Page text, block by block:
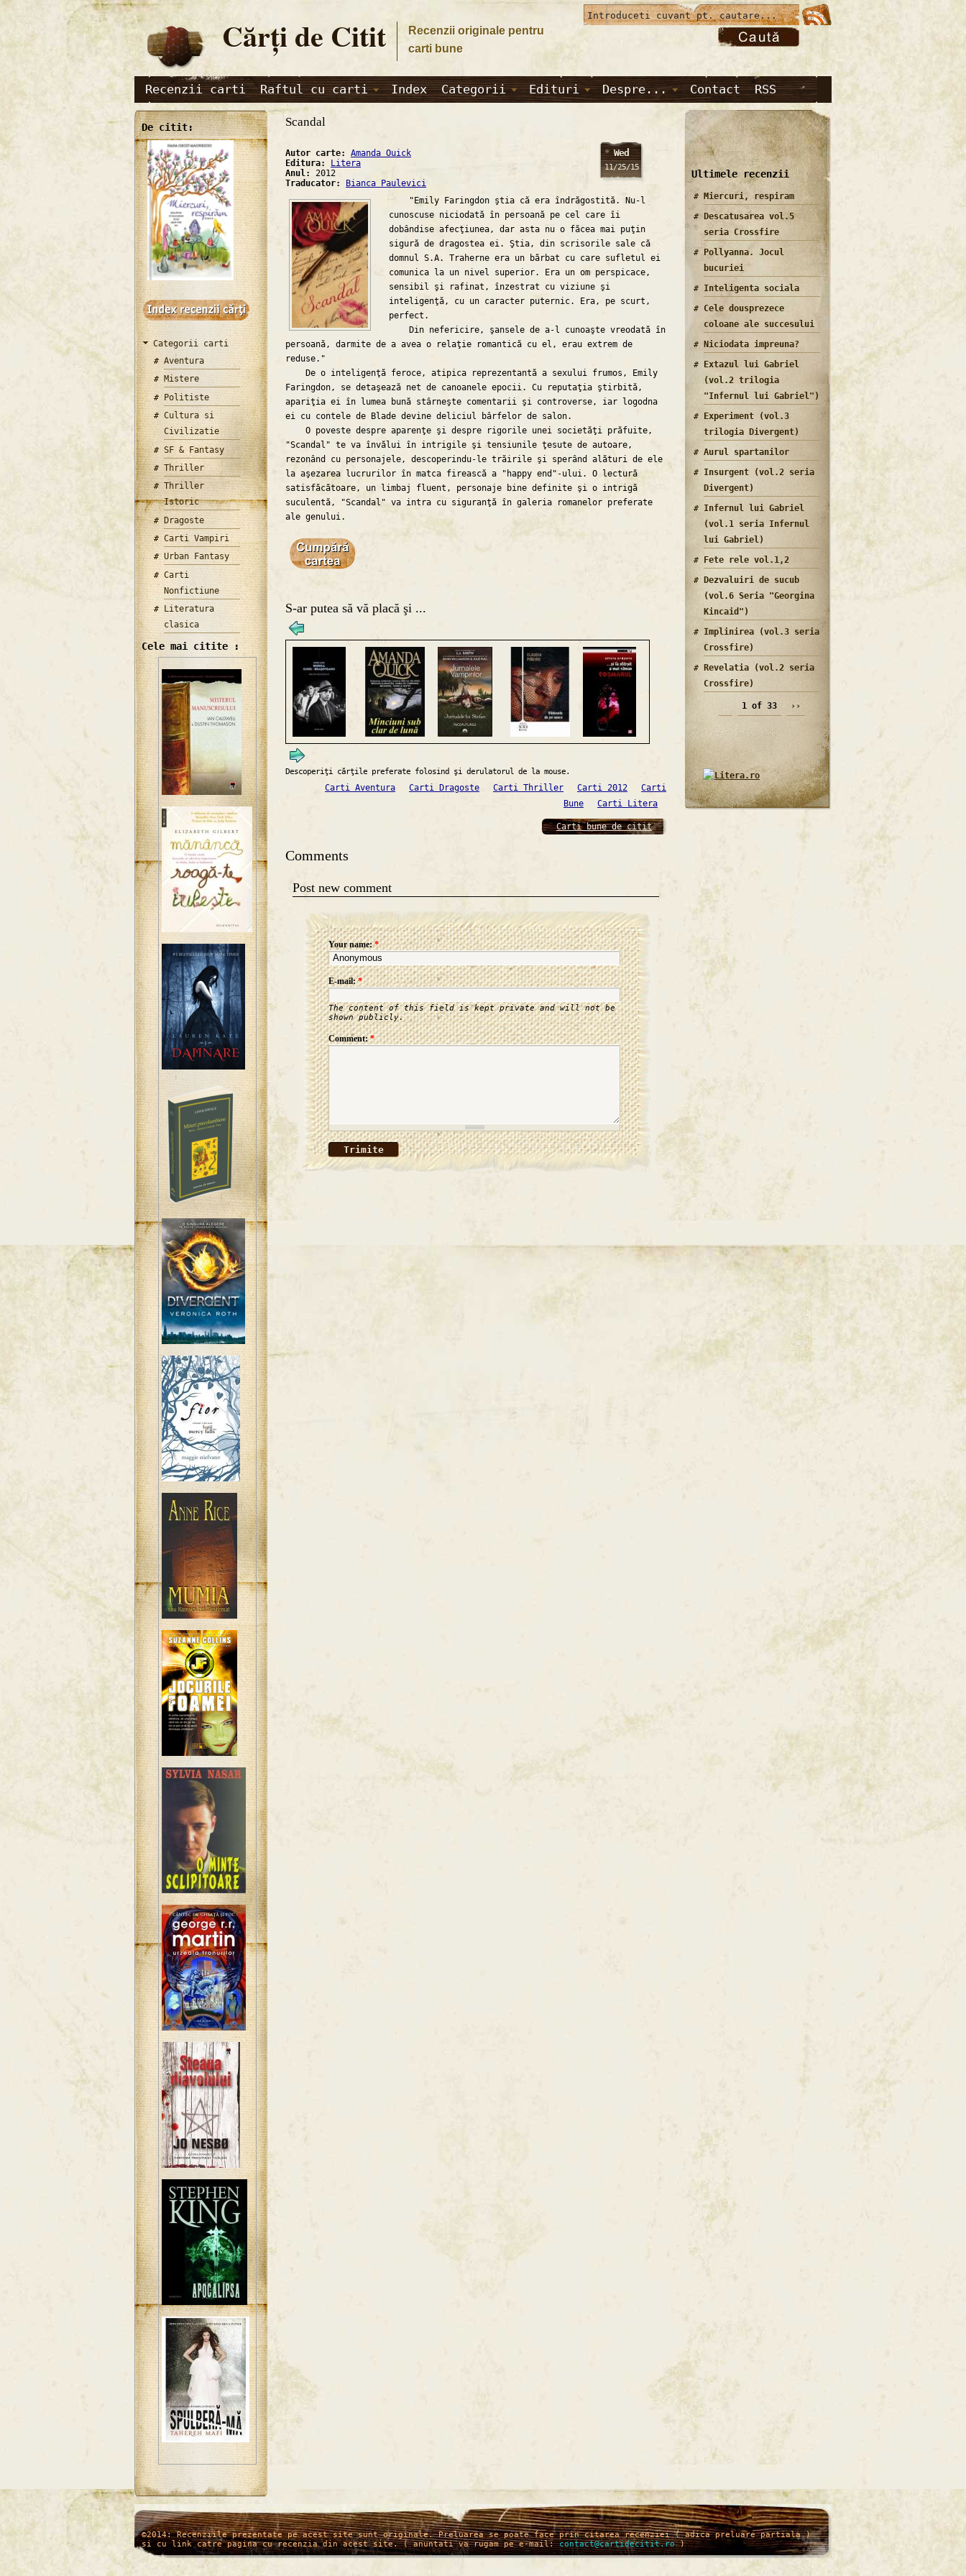
Cărţi de Citit
Recenzii originale pentru
carti bune
Recenzii carti Raftul cu carti Index Categorii Edituri Despre... Contact RSS
De citit:
Categorii carti
Aventura
Mistere
Politiste
Cultura si
Civilizatie
SF & Fantasy
Thriller
Thriller
Istoric
Dragoste
Carti Vampiri
Urban Fantasy
Carti
Nonfictiune
Literatura
clasica
Cele mai citite :
Scandal
Wed
11/25/15
Autor carte: Amanda Ouick
Editura:
Litera
Anul: 2012
Traducator:
Bianca Paulevici
"Emily Faringdon ştia că era îndrăgostită. Nu-l
cunoscuse niciodată în persoană pe cel care îi
dobândise afecţiunea, dar asta nu o făcea mai puţin
sigură de dragostea ei. Ştia, din scrisorile sale că
domnul S.A. Traherne era un bărbat cu care sufletul ei
comunica la un nivel superior. Era un om perspicace,
sensibil şi rafinat, înzestrat cu viziune şi
inteligenţă, cu un caracter puternic. Era, pe scurt,
perfect.
Din nefericire, şansele de a-l cunoaşte vreodată în
persoană, darmite de a avea o relaţie romantică cu el, erau extrem de
reduse."
De o inteligenţă feroce, atipica reprezentantă a sexului frumos, Emily
Faringdon, se detaşează net de canoanele epocii. Cu reputaţia ştirbită,
apariţia ei în lumea bună stârneşte comentarii şi controverse, iar logodna
ei cu contele de Blade devine deliciul bârfelor de salon.
O poveste despre aparenţe şi despre rigorile unei societăţi prăfuite,
"Scandal" te va învălui în intrigile şi tensiunile ţesute de autoare,
rezonând cu personajele, descoperindu-le trăirile şi sperând alături de ele
la aşezarea lucrurilor în matca firească a "happy end"-ului. O lectură
satisfăcătoare, un limbaj fluent, personaje bine definite şi o intrigă
suculentă, "Scandal" va intra cu siguranţă în galeria romanelor preferate
ale genului.
S-ar putea să vă placă şi ...
Descoperiţi cărţile preferate folosind şi derulatorul de la mouse.
Carti Aventura Carti Dragoste Carti Thriller Carti 2012
Carti
Bune
Carti Litera
Carti bune de citit
Comments
Post new comment
Your name:*
E-mail:*
The content of this field is kept private and will not be
shown publicly.
Comment:*
Ultimele recenzii
Miercuri, respiram
Descatusarea vol.5
seria Crossfire
Pollyanna. Jocul
bucuriei
Inteligenta sociala
Cele dousprezece
coloane ale succesului
Niciodata impreuna?
Extazul lui Gabriel
(vol.2 trilogia
"Infernul lui Gabriel")
Experiment (vol.3
trilogia Divergent)
Aurul spartanilor
Insurgent (vol.2 seria
Divergent)
Infernul lui Gabriel
(vol.1 seria Infernul
lui Gabriel)
Fete rele vol.1,2
Dezvaluiri de sucub
(vol.6 Seria "Georgina
Kincaid")
Implinirea (vol.3 seria
Crossfire)
Revelatia (vol.2 seria
Crossfire)
1 of 33 ››
/* */
©2014: Recenziile prezentate pe acest site sunt originale. Preluarea se poate face prin citarea recenziei ( adica preluare partiala )
si cu link catre pagina cu recenzia din acest site. ( anuntati va rugam pe e-mail:contact@cartidecitit.ro)